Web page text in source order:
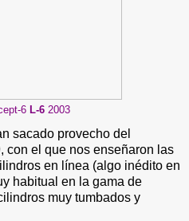
6 L-6 2003
sacado provecho del
con el que nos enseñaron las
en línea (algo inédito en
habitual en la gama de
muy tumbados y